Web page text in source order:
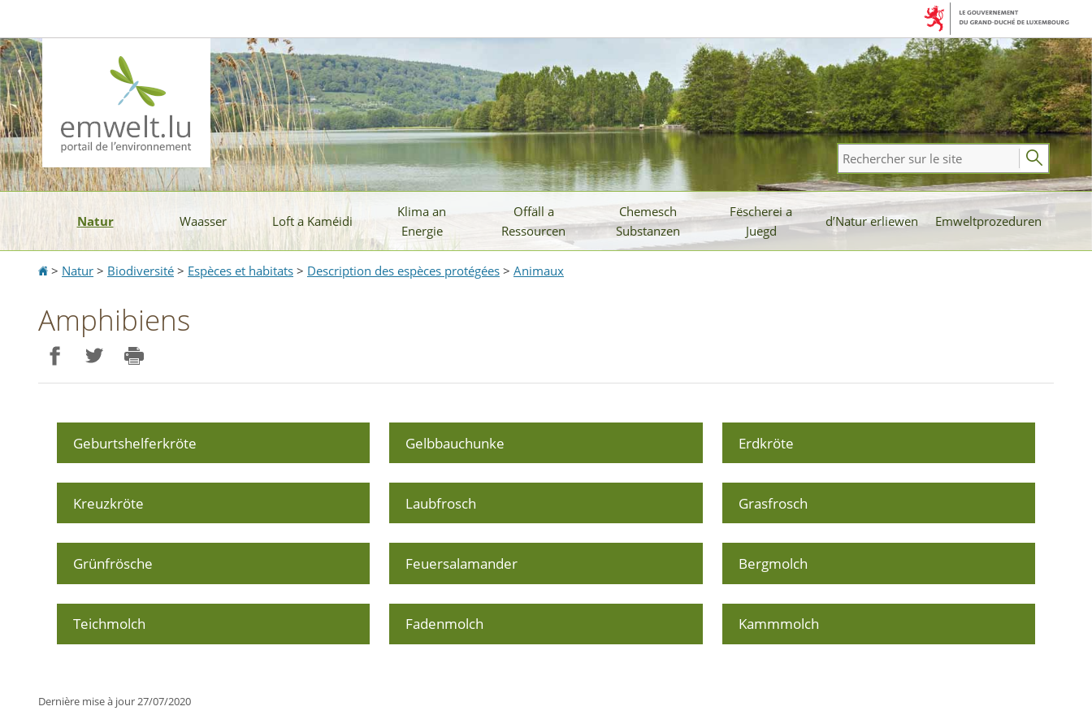
la
navigation
contenu
Natur Waasser Loft a Kaméidi
Klima an
Energie
Offäll a
Ressourcen
Chemesch
Substanzen
Fëscherei a
Juegd
d’Natur erliewen Emweltprozeduren
Rechercher
sur
le
site
Accueil
> Natur > Biodiversité > Espèces et habitats > Description des espèces protégées > Animaux
Amphibiens
Geburtshelferkröte Gelbbauchunke Erdkröte
Kreuzkröte Laubfrosch Grasfrosch
Grünfrösche Feuersalamander Bergmolch
Teichmolch Fadenmolch Kammmolch
Dernière mise à jour27/07/2020